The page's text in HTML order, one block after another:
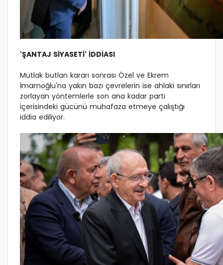
'ŞANTAJ SİYASETİ' İDDİASI
Mutlak butlan kararı sonrası Özel ve Ekrem
İmamoğlu'na yakın bazı çevrelerin ise ahlaki sınırları
zorlayan yöntemlerle son ana kadar parti
içerisindeki gücünü muhafaza etmeye çalıştığı
iddia ediliyor.